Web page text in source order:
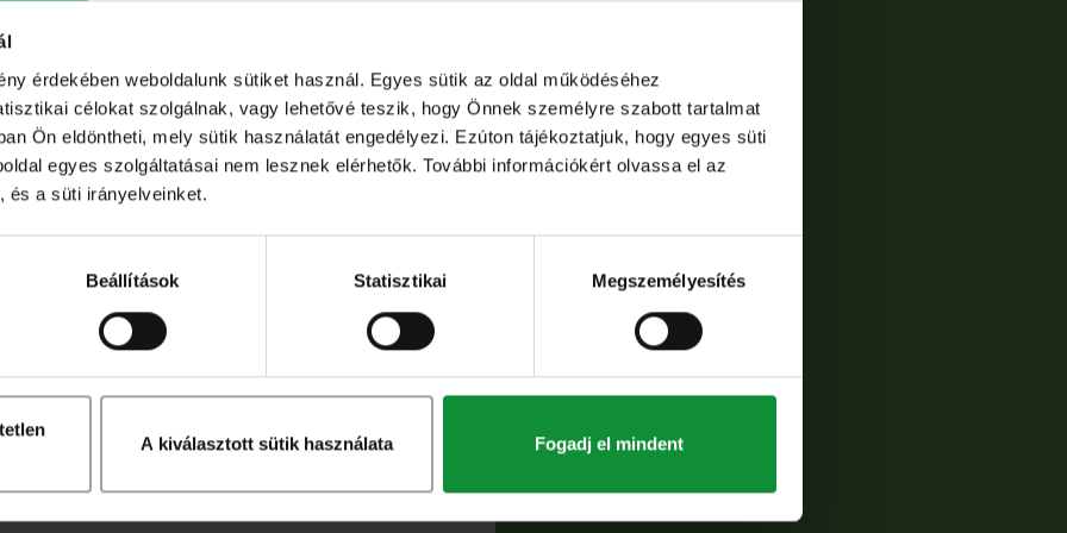
érdekében weboldalunk sütiket használ. Egyes sütik az oldal működéséhez
célokat szolgálnak, vagy lehetővé teszik, hogy Önnek személyre szabott tartalmat
Ön eldöntheti, mely sütik használatát engedélyezi. Ezúton tájékoztatjuk, hogy egyes süti
egyes szolgáltatásai nem lesznek elérhetők. További információkért olvassa el az
és a süti irányelveinket.
Beállítások Statisztikai Megszemélyesítés
A kiválasztott sütik használata Fogadj el mindent
lefelé, hogy a zsír lassan kisüljön és a bőr
és a húsos oldalán süssünk egy vékony
sütőbe, ahol további 13 percig
hogy a szaftos ízek megmaradjanak.
keverjük össze az Eisberg Pink mix
salátaöntettel, a frissen facsart gyömbér
halmozzuk a salátára, majd szórjuk meg
gazdag ízt ad a kacsamellnek sütés közben,
mert szárazabb lesz a húsa és ront az